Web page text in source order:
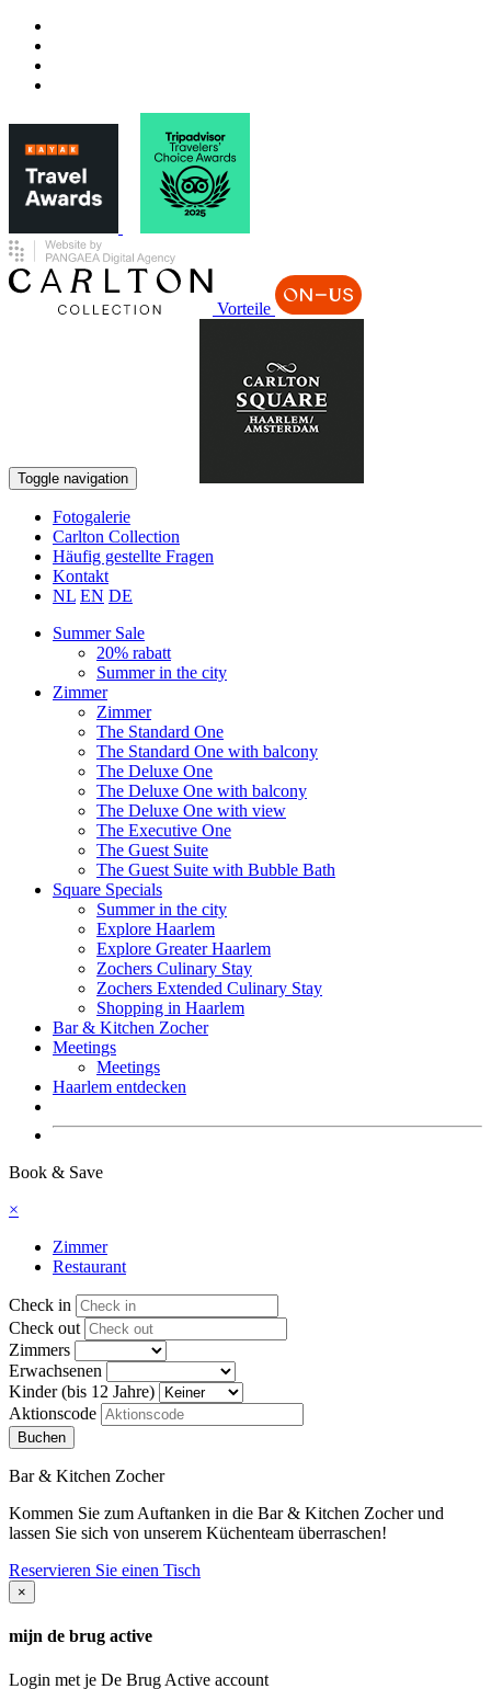
Vorteile
Toggle navigation
Fotogalerie
Carlton Collection
Häufig gestellte Fragen
Kontakt
NL EN DE
Summer Sale
20% rabatt
Summer in the city
Zimmer
Zimmer
The Standard One
The Standard One with balcony
The Deluxe One
The Deluxe One with balcony
The Deluxe One with view
The Executive One
The Guest Suite
The Guest Suite with Bubble Bath
Square Specials
Summer in the city
Explore Haarlem
Explore Greater Haarlem
Zochers Culinary Stay
Zochers Extended Culinary Stay
Shopping in Haarlem
Bar & Kitchen Zocher
Meetings
Meetings
Haarlem entdecken
Book & Save
×
Zimmer
Restaurant
Check in
Check out
Zimmers
Erwachsenen
Kinder (bis 12 Jahre)
Aktionscode
Bar & Kitchen Zocher
Kommen Sie zum Auftanken in die Bar & Kitchen Zocher und
lassen Sie sich von unserem Küchenteam überraschen!
Reservieren Sie einen Tisch
×
mijn de brug active
Login met je De Brug Active account